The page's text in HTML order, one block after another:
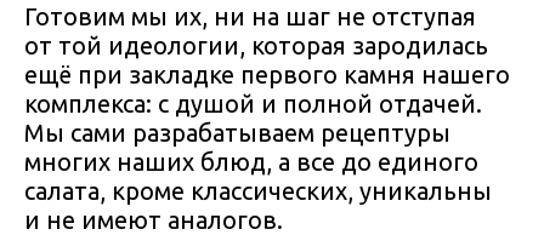
Готовим мы их, ни на шаг не отступая
от той идеологии, которая зародилась
ещё при закладке первого камня нашего
комплекса: с душой и полной отдачей.
Мы сами разрабатываем рецептуры
многих наших блюд, а все до единого
салата, кроме классических, уникальны
и не имеют аналогов.